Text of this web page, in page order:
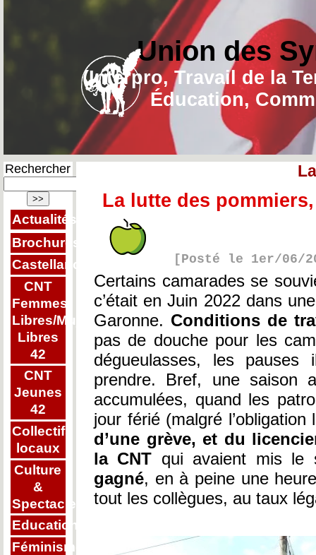
Union des
(Interpro, Travail de la
Éducation,
Rechercher
Actualités
Brochures
Castellano
CNT
Femmes
Libres/Mujeres
Libres
42
CNT
Jeunes
42
Collectifs
locaux
Culture
&
Spectacle
Education
Féminisme
La lutte des
[Posté le 1er/06/
Certains camarades se
c’était en Juin 2022 dans
Garonne. Conditions de
pas de douche pour les
dégueulasses, les
prendre. Bref, une saison
accumulées, quand les
jour férié (malgré
d’une grève, et du
la CNT qui avaient mis
gagné, en à peine une
tout les collègues, au taux